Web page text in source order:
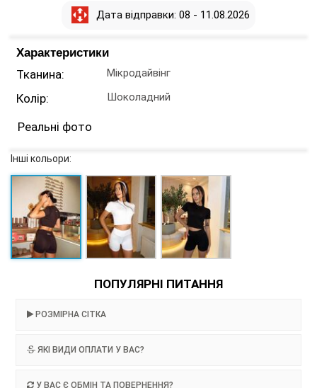
Дата відправки: 08 - 11.08.2026
Характеристики
Тканина: Мікродайвінг
Колір: Шоколадний
Реальні фото
Інші кольори:
ПОПУЛЯРНІ ПИТАННЯ
РОЗМІРНА СІТКА
ЯКІ ВИДИ ОПЛАТИ У ВАС?
У ВАС Є ОБМІН ТА ПОВЕРНЕННЯ?